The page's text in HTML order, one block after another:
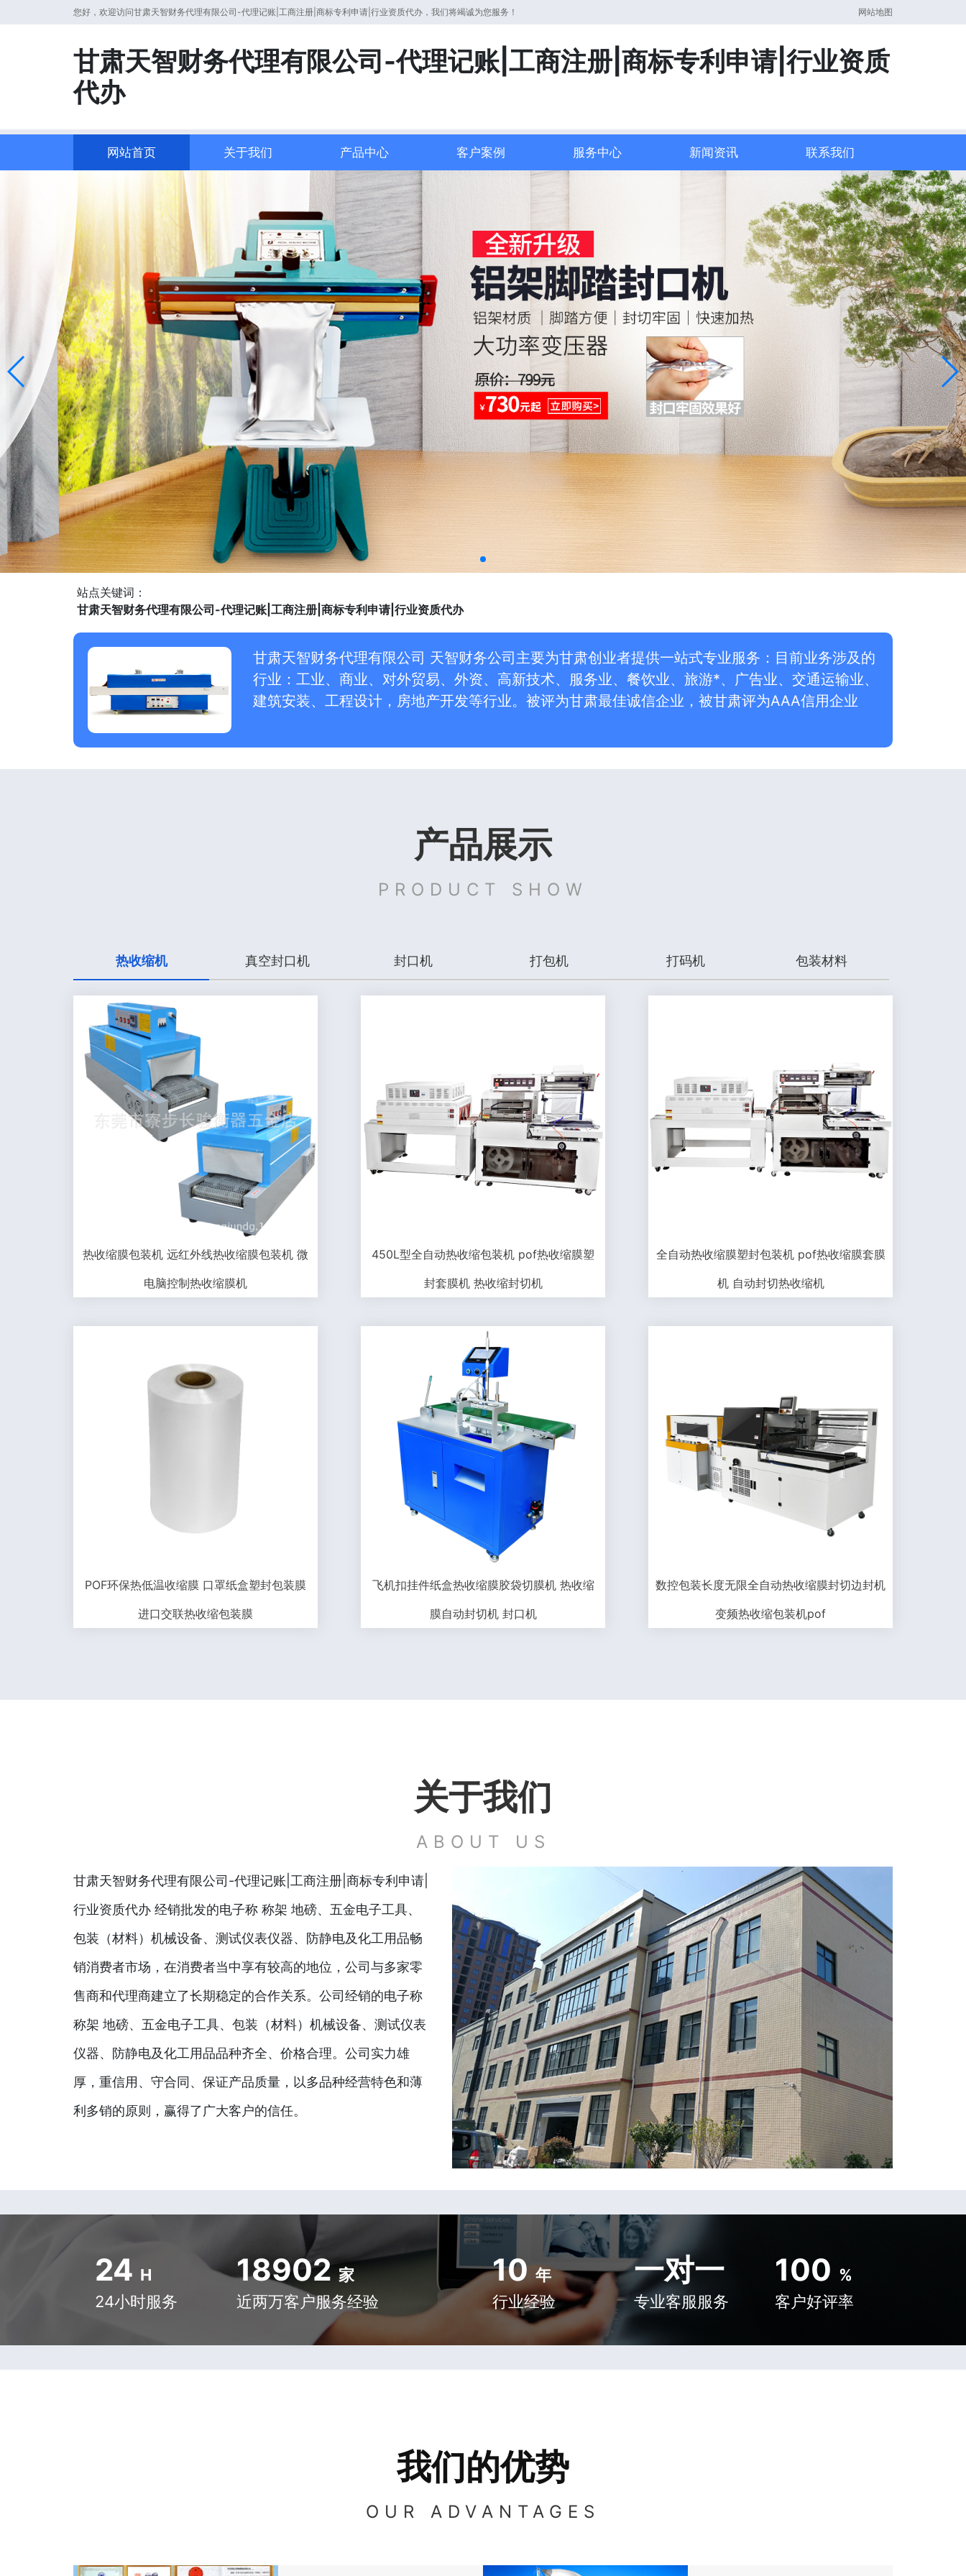
您好，欢迎访问甘肃天智财务代理有限公司-代理记账|工商注册|商标专利申请|行业资质代办，我们将竭诚为您服务！ 网站地图
甘肃天智财务代理有限公司-代理记账|工商注册|商标专利申请|行业资质
代办
网站首页 关于我们 产品中心 客户案例 服务中心 新闻资讯 联系我们
站点关键词：
甘肃天智财务代理有限公司-代理记账|工商注册|商标专利申请|行业资质代办
甘肃天智财务代理有限公司 天智财务公司主要为甘肃创业者提供一站式专业服务：目前业务涉及的
行业：工业、商业、对外贸易、外资、高新技术、服务业、餐饮业、旅游*、广告业、交通运输业、
建筑安装、工程设计，房地产开发等行业。被评为甘肃最佳诚信企业，被甘肃评为AAA信用企业
产品展示
PRODUCT SHOW
热收缩机 真空封口机 封口机 打包机 打码机 包装材料
热收缩膜包装机 远红外线热收缩膜包装机 微
电脑控制热收缩膜机
450L型全自动热收缩包装机 pof热收缩膜塑
封套膜机 热收缩封切机
全自动热收缩膜塑封包装机 pof热收缩膜套膜
机 自动封切热收缩机
POF环保热低温收缩膜 口罩纸盒塑封包装膜
进口交联热收缩包装膜
飞机扣挂件纸盒热收缩膜胶袋切膜机 热收缩
膜自动封切机 封口机
数控包装长度无限全自动热收缩膜封切边封机
变频热收缩包装机pof
关于我们
ABOUT US
甘肃天智财务代理有限公司-代理记账|工商注册|商标专利申请|
行业资质代办 经销批发的电子称 称架 地磅、五金电子工具、
包装（材料）机械设备、测试仪表仪器、防静电及化工用品畅
销消费者市场，在消费者当中享有较高的地位，公司与多家零
售商和代理商建立了长期稳定的合作关系。公司经销的电子称
称架 地磅、五金电子工具、包装（材料）机械设备、测试仪表
仪器、防静电及化工用品品种齐全、价格合理。公司实力雄
厚，重信用、守合同、保证产品质量，以多品种经营特色和薄
利多销的原则，赢得了广大客户的信任。
24 H
24小时服务
18902 家
近两万客户服务经验
10 年
行业经验
一对一
专业客服服务
100 %
客户好评率
我们的优势
OUR ADVANTAGES